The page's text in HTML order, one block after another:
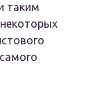
таким